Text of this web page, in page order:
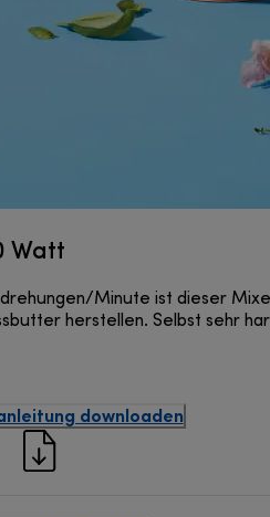
Watt
Minute ist dieser
herstellen. Selbst sehr
downloaden